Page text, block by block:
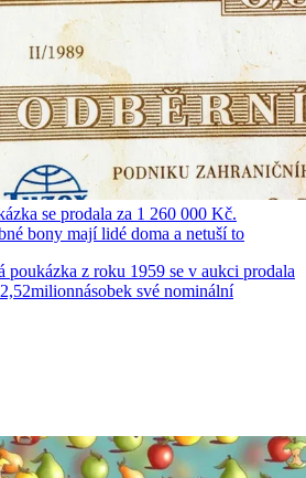
se prodala za 1 260 000 Kč.
bony mají lidé doma a netuší to
poukázka z roku 1959 se v aukci prodala
své nominální